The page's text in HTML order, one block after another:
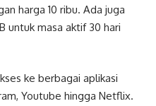
harga 10 ribu. Ada juga
untuk masa aktif 30 hari
ke berbagai aplikasi
Youtube hingga Netflix.